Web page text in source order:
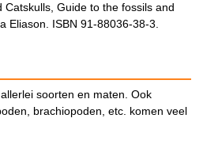
Guide to the fossils and
Eliason. ISBN 91-88036-38-3.
soorten en maten. Ook
brachiopoden, etc. komen veel